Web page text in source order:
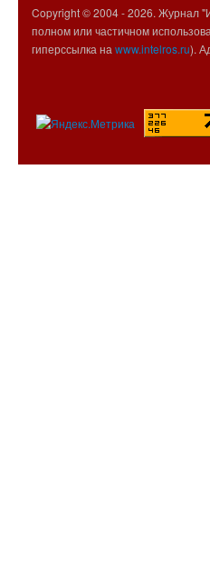
Copyright © 2004 -2026. Журнал
полном или частичном
гиперссылка на www.intelros.ru).